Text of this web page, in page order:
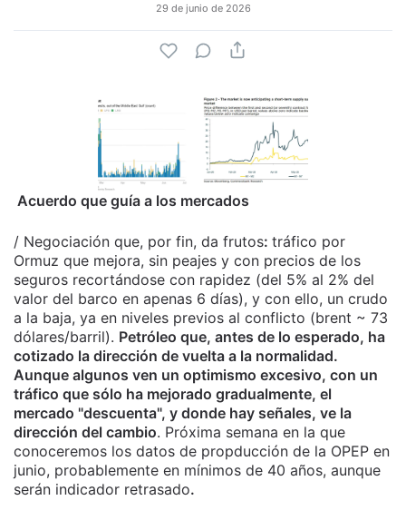
29 de junio de 2026
Acuerdo que guía a los mercados
/ Negociación que, por fin, da frutos: tráfico por
Ormuz que mejora, sin peajes y con precios de los
seguros recortándose con rapidez (del 5% al 2% del
valor del barco en apenas 6 días), y con ello, un crudo
a la baja, ya en niveles previos al conflicto (brent ~ 73
dólares/barril). Petróleo que, antes de lo esperado, ha
cotizado la dirección de vuelta a la normalidad.
Aunque algunos ven un optimismo excesivo, con un
tráfico que sólo ha mejorado gradualmente, el
mercado "descuenta", y donde hay señales, ve la
dirección del cambio. Próxima semana en la que
conoceremos los datos de propducción de la OPEP en
junio, probablemente en mínimos de 40 años, aunque
serán indicador retrasado.